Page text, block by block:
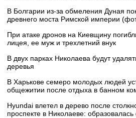
В Болгарии из-за обмеления Дуная
древнего моста Римской империи
При атаке дронов на Киевщину
лицея, ее муж и трехлетний внук
В двух парках Николаева будут
деревья
В Харькове семеро молодых людей
общежитии после отдыха в банном
Hyundai влетел в дерево после
проспекте в Николаеве: